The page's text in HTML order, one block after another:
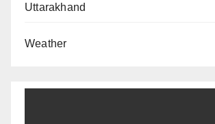
Uttarakhand
Weather